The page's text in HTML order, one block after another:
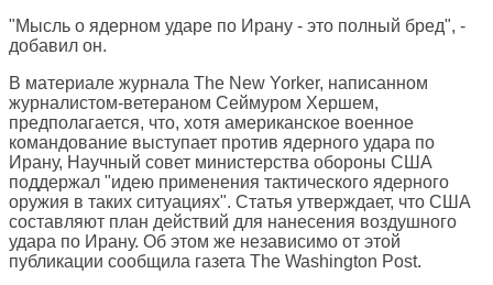
"Мысль о ядерном ударе по Ирану - это полный бред", -
добавил он.
В материале журнала The New Yorker, написанном
журналистом-ветераном Сеймуром Хершем,
предполагается, что, хотя американское военное
командование выступает против ядерного удара по
Ирану, Научный совет министерства обороны США
поддержал "идею применения тактического ядерного
оружия в таких ситуациях". Статья утверждает, что США
составляют план действий для нанесения воздушного
удара по Ирану. Об этом же независимо от этой
публикации сообщила газета The Washington Post.